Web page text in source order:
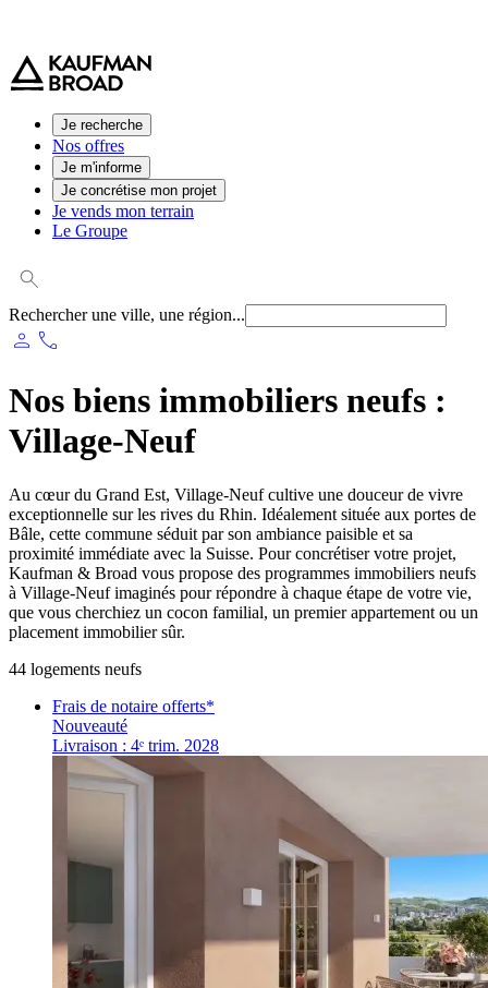
Je recherche
Nos offres
Je m'informe
Je concrétise mon projet
Je vends mon terrain
Le Groupe
Rechercher une ville, une région...
person phone
Nos biens immobiliers neufs :
Village-Neuf
Au cœur du Grand Est, Village-Neuf cultive une douceur de vivre
exceptionnelle sur les rives du Rhin. Idéalement située aux portes de
Bâle, cette commune séduit par son ambiance paisible et sa
proximité immédiate avec la Suisse. Pour concrétiser votre projet,
Kaufman & Broad vous propose des programmes immobiliers neufs
à Village-Neuf imaginés pour répondre à chaque étape de votre vie,
que vous cherchiez un cocon familial, un premier appartement ou un
placement immobilier sûr.
44 logements neufs
Frais de notaire offerts*
Nouveauté
Livraison : 4ᵉ trim. 2028